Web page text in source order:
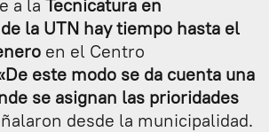
a la Tecnicatura en
la UTN hay tiempo hasta el
en el Centro
este modo se da cuenta una
se asignan las prioridades
desde la municipalidad.